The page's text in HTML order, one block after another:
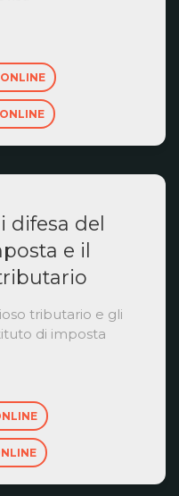
ONLINE
ONLINE
difesa del
e il
tributario e gli
di imposta